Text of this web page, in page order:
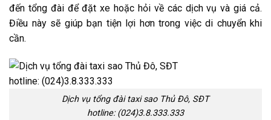
đến tổng đài để đặt xe hoặc hỏi về các dịch vụ và giá cả.
Điều này sẽ giúp bạn tiện lợi hơn trong việc di chuyển khi
cần.
Dịch vụ tổng đài taxi sao Thủ Đô, SĐT
hotline: (024)3.8.333.333